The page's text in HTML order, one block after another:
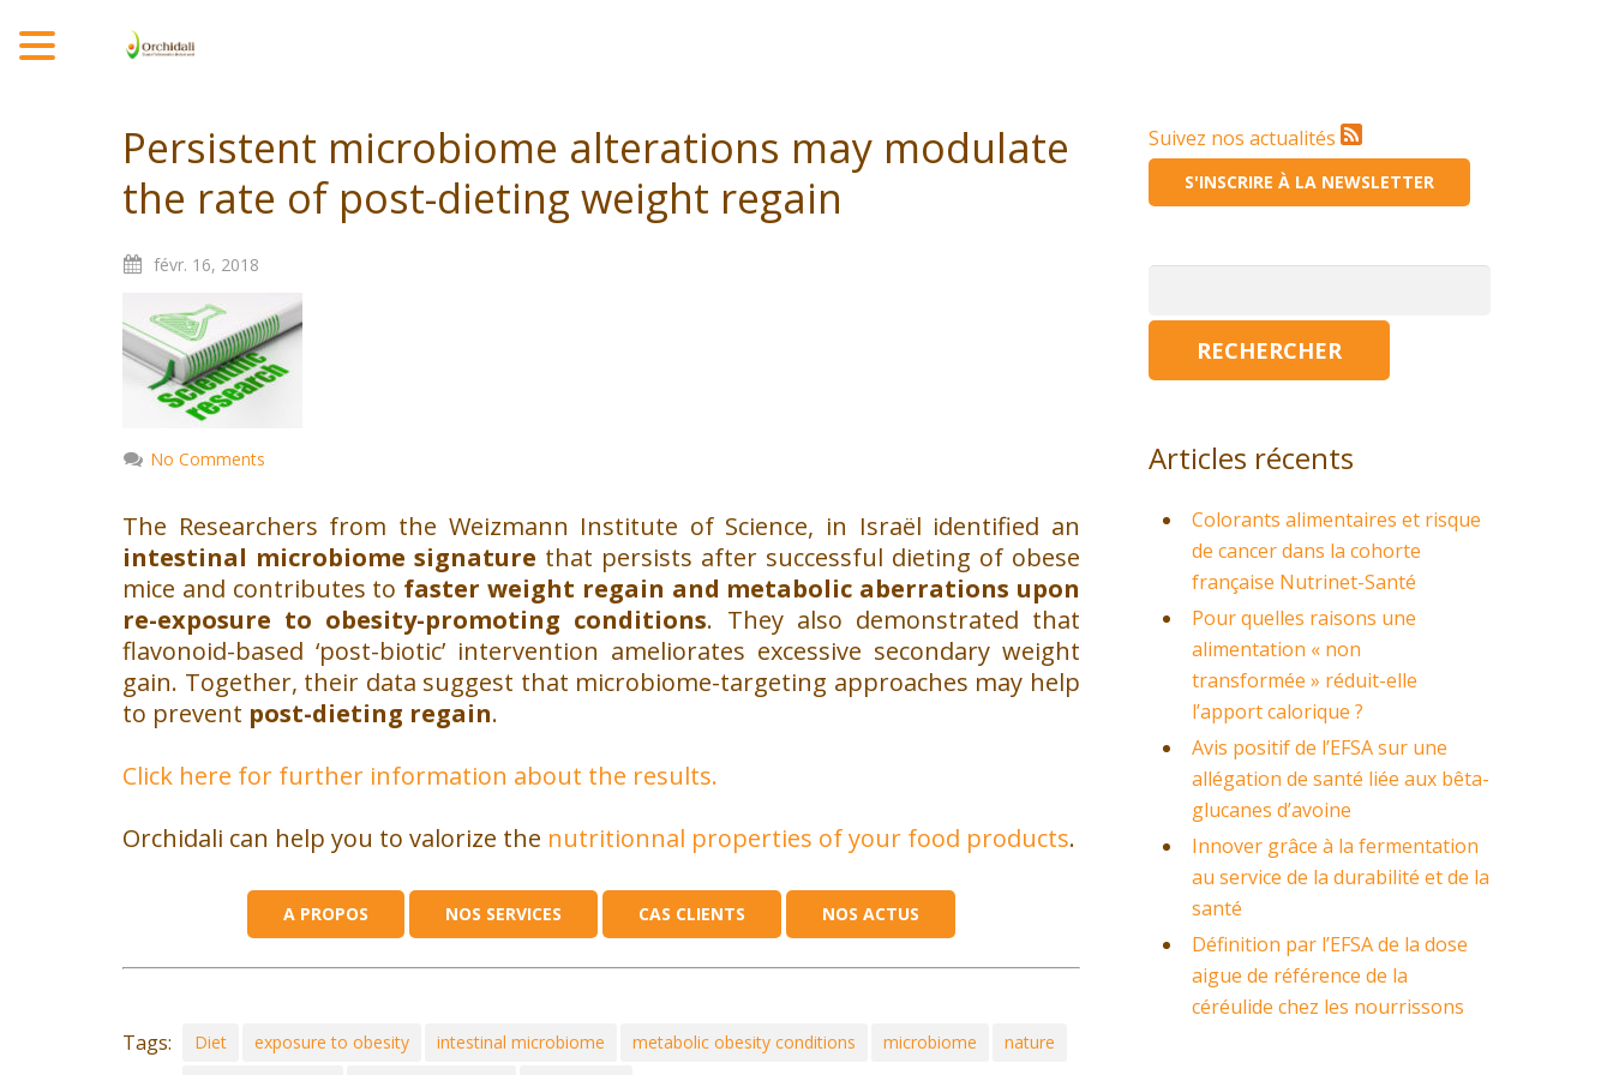
Persistent microbiome alterations may modulate
the rate of post-dieting weight regain
févr. 16, 2018
No Comments
The Researchers from the Weizmann Institute of Science, in Israël identified an
intestinal microbiome signature that persists after successful dieting of obese
mice and contributes to faster weight regain and metabolic aberrations upon
re-exposure to obesity-promoting conditions. They also demonstrated that
flavonoid-based ‘post-biotic’ intervention ameliorates excessive secondary weight
gain. Together, their data suggest that microbiome-targeting approaches may help
to prevent post-dieting regain.
Click here for further information about the results.
Orchidali can help you to valorize the nutritionnal properties of your food products.
A PROPOS NOS SERVICES CAS CLIENTS NOS ACTUS
Tags: Diet exposure to obesity intestinal microbiome metabolic obesity conditions microbiome
nature
Suivez nos actualités
S'INSCRIRE À LA NEWSLETTER
Articles récents
Colorants alimentaires et risque
de cancer dans la cohorte
française Nutrinet-Santé
Pour quelles raisons une
alimentation « non
transformée » réduit-elle
l’apport calorique ?
Avis positif de l’EFSA sur une
allégation de santé liée aux bêta-
glucanes d’avoine
Innover grâce à la fermentation
au service de la durabilité et de la
santé
Définition par l’EFSA de la dose
aigue de référence de la
céréulide chez les nourrissons